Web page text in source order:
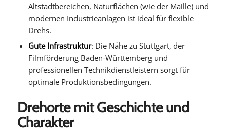
Altstadtbereichen, Naturflächen (wie der Maille) und
modernen Industrieanlagen ist ideal für flexible
Drehs.
Gute Infrastruktur: Die Nähe zu Stuttgart, der
Filmförderung Baden-Württemberg und
professionellen Technikdienstleistern sorgt für
optimale Produktionsbedingungen.
Drehorte mit Geschichte und
Charakter